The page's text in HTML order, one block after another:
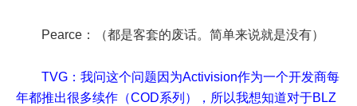
Pearce：（都是客套的废话。简单来说就是没有）
TVG：我问这个问题因为Activision作为一个开发商每
年都推出很多续作（COD系列），所以我想知道对于BLZ